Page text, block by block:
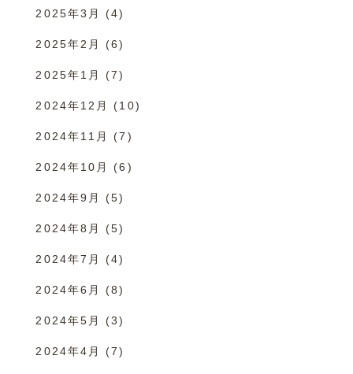
2025年3月 (4)
2025年2月 (6)
2025年1月 (7)
2024年12月 (10)
2024年11月 (7)
2024年10月 (6)
2024年9月 (5)
2024年8月 (5)
2024年7月 (4)
2024年6月 (8)
2024年5月 (3)
2024年4月 (7)